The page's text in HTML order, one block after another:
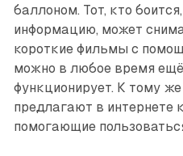
баллоном. Тот, кто
информацию, может
короткие фильмы с
можно в любое время
функционирует. К тому
предлагают в интернете
помогающие